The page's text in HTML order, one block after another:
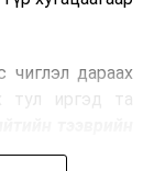
цахилгаан
лагийн
дараах
тул иргэд та